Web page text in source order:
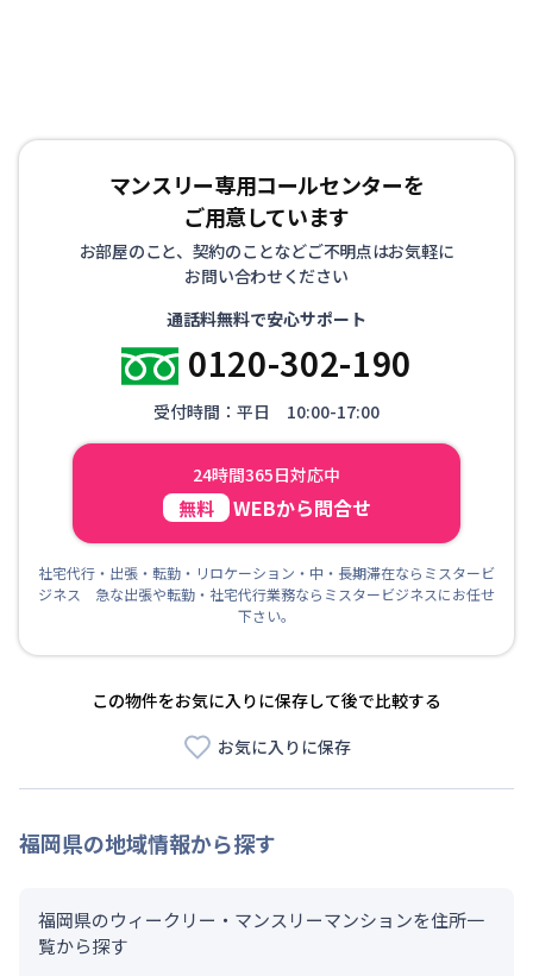
マンスリー専用コールセンターを
ご用意しています
お部屋のこと、契約のことなどご不明点はお気軽に
お問い合わせください
通話料無料で安心サポート
0120-302-190
受付時間：平日 10:00-17:00
24時間365日対応中
無料 WEBから問合せ
社宅代行・出張・転勤・リロケーション・中・長期滞在ならミスタービ
ジネス 急な出張や転勤・社宅代行業務ならミスタービジネスにお任せ
下さい。
この物件をお気に入りに保存して後で比較する
お気に入りに保存
福岡県の地域情報から探す
福岡県のウィークリー・マンスリーマンションを住所一
覧から探す